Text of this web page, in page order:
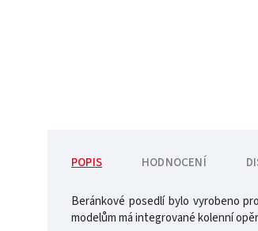
POPIS HODNOCENÍ
Beránkové posedlí bylo vyrobeno
modelům má integrované kolenní